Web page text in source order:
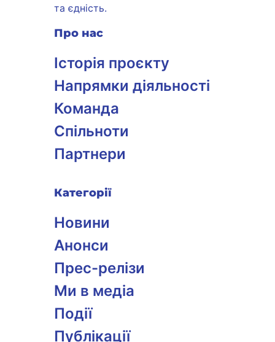
та єдність.
Про нас
Історія проєкту
Напрямки діяльності
Команда
Спільноти
Партнери
Категорії
Новини
Анонси
Прес-релізи
Ми в медіа
Події
Публікації